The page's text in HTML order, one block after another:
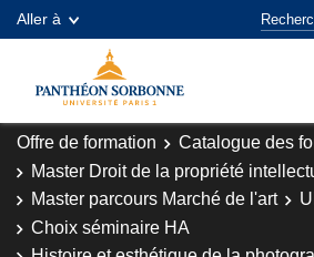
Aller à
Offre de formation Catalogue des
Master Droit de la propriété
Master parcours Marché de l'art
Choix séminaire HA